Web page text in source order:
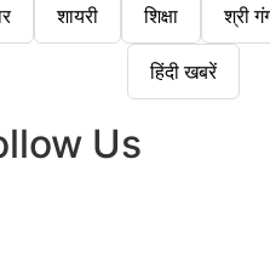
शायरी शिक्षा श्री
हिंदी खबरें
Us